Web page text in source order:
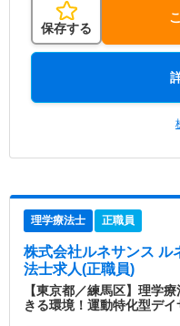
保存する
理学療法士 正職員
株式会社ルネサンス ル
法士求人(正職員)
【東京都／練馬区】理学
きる環境！運動特化型デイ